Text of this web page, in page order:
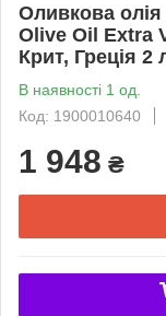
Оливкова
Olive Oil Extra
Крит, Греція 2
В наявності 1 од.
Код: 1900010640
1 948 ₴